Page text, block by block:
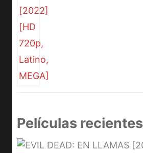
Películas recientes